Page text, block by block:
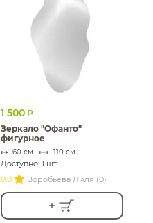
1 500 Р
Зеркало "Офанто"
фигурное
60 см 110 см
Доступно: 1 шт
0.0
Воробьева Лиля (0)